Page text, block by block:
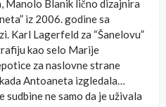
Manolo Blanik lično dizajnira
iz 2006. godine sa
Karl Lagerfeld za “Šanelovu”
kao selo Marije
za naslovne strane
Antoaneta izgledala…
ne samo da je uživala